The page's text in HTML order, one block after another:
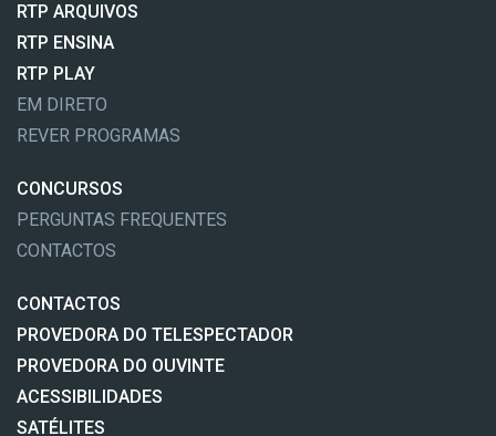
RTP ARQUIVOS
RTP ENSINA
RTP PLAY
EM DIRETO
REVER PROGRAMAS
CONCURSOS
PERGUNTAS FREQUENTES
CONTACTOS
CONTACTOS
PROVEDORA DO TELESPECTADOR
PROVEDORA DO OUVINTE
ACESSIBILIDADES
SATÉLITES